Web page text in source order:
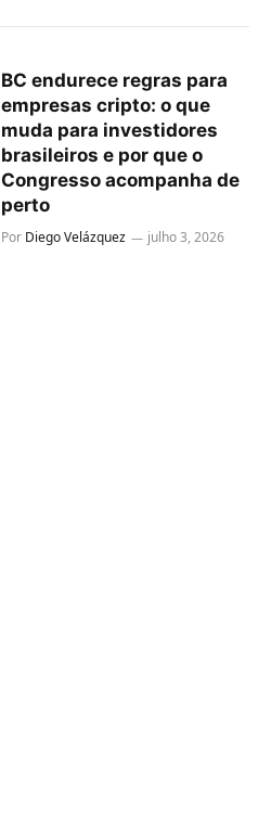
BC endurece regras para
empresas cripto: o que
muda para investidores
brasileiros e por que o
Congresso acompanha de
perto
Por Diego Velázquez julho 3, 2026